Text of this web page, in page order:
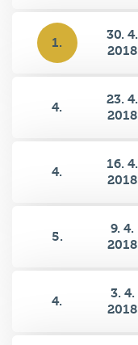
1.
30. 4.
2018
4.
23. 4.
2018
4.
16. 4.
2018
5.
9. 4.
2018
4.
3. 4.
2018